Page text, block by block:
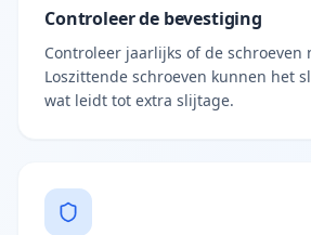
Controleer de bevestiging
Controleer jaarlijks of de schroeven
Loszittende schroeven kunnen het
wat leidt tot extra slijtage.